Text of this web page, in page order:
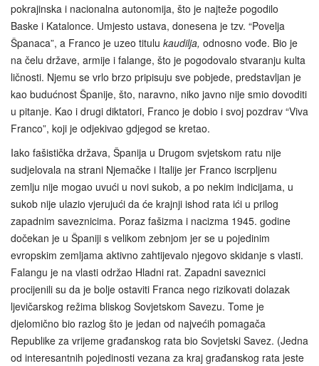
pokrajinska i nacionalna autonomija, što je najteže pogodilo
Baske i Katalonce. Umjesto ustava, donesena je tzv. “Povelja
Španaca”, a Franco je uzeo titulu kaudilja, odnosno vođe. Bio je
na čelu države, armije i falange, što je pogodovalo stvaranju kulta
ličnosti. Njemu se vrlo brzo pripisuju sve pobjede, predstavljan je
kao budućnost Španije, što, naravno, niko javno nije smio dovoditi
u pitanje. Kao i drugi diktatori, Franco je dobio i svoj pozdrav “Viva
Franco”, koji je odjekivao gdjegod se kretao.
Iako fašistička država, Španija u Drugom svjetskom ratu nije
sudjelovala na strani Njemačke i Italije jer Franco iscrpljenu
zemlju nije mogao uvući u novi sukob, a po nekim indicijama, u
sukob nije ulazio vjerujući da će krajnji ishod rata ići u prilog
zapadnim saveznicima. Poraz fašizma i nacizma 1945. godine
dočekan je u Španiji s velikom zebnjom jer se u pojedinim
evropskim zemljama aktivno zahtijevalo njegovo skidanje s vlasti.
Falangu je na vlasti održao Hladni rat. Zapadni saveznici
procijenili su da je bolje ostaviti Franca nego rizikovati dolazak
ljevičarskog režima bliskog Sovjetskom Savezu. Tome je
djelomično bio razlog što je jedan od najvećih pomagača
Republike za vrijeme građanskog rata bio Sovjetski Savez. (Jedna
od interesantnih pojedinosti vezana za kraj građanskog rata jeste